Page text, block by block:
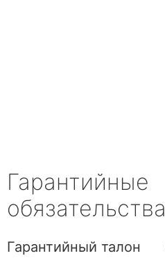
Гарантийные
обязательства
Гарантийный талон